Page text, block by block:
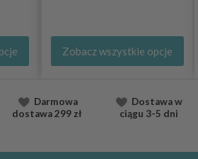
Zobacz wszystkie opcje
Darmowa
dostawa299 zł
Dostawaw
ciągu 3-5 dni